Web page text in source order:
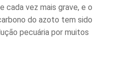
vez mais grave, e o
do azoto tem sido
pecuária por muitos